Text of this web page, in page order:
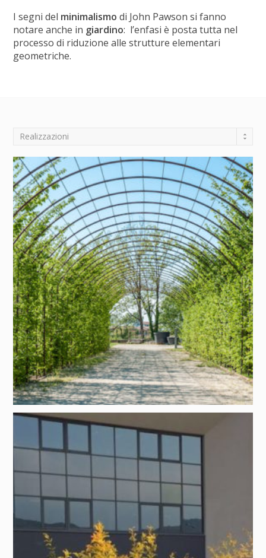
I segni del minimalismo di John Pawson si fanno
notare anche in giardino: l’enfasi è posta tutta nel
processo di riduzione alle strutture elementari
geometriche.
Progetto di:Domenico Luciani